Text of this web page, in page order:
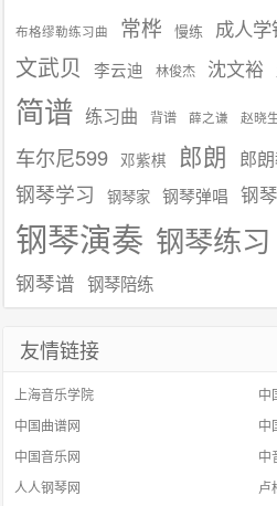
布格缪勒练习曲 常桦 慢练 成人
文武贝 李云迪 林俊杰 沈文裕
简谱 练习曲 背谱 薛之谦 赵晓
车尔尼599 邓紫棋 郎朗 郎
钢琴学习 钢琴家 钢琴弹唱 钢
钢琴演奏 钢琴练习
钢琴谱 钢琴陪练
友情链接
上海音乐学院
中
中国曲谱网
中
中国音乐网
中
人人钢琴网
卢